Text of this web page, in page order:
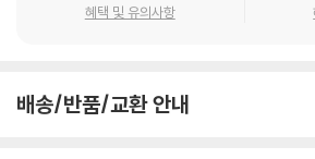
77. 굴을 소재로 시를 지어 곤경에서 벗어난 승
80. 우리나라에서 애창된 유신의 〈애강남부〉
81. 경서는 학문·과거·문장의 근본
도곡이 벼슬을 내놓고 양주(楊州) 도산(陶山)
혜택 및 유의사항
배송/반품/교환 안내